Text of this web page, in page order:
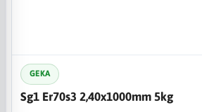
GEKA
Sg1 Er70s3 2,40x1000mm 5kg